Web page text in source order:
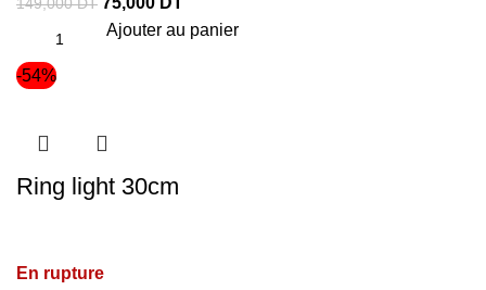
149,000DT
Ajouter au panier
-54%
Ring light 30cm
En rupture